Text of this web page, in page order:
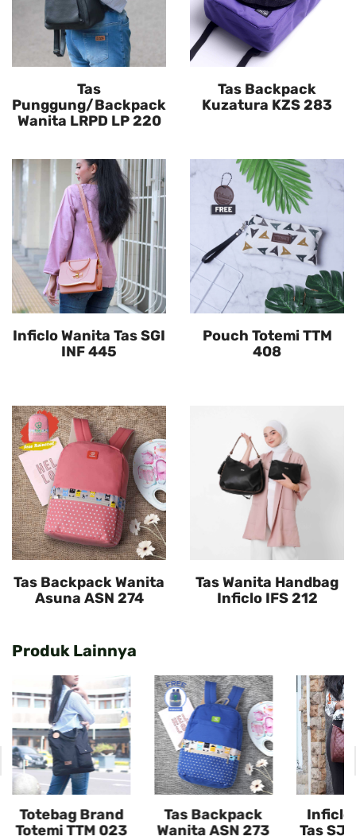
Tas
Punggung/Backpack
Wanita LRPD LP 220
Tas Backpack
Kuzatura KZS 283
Inficlo Wanita Tas SGI
INF 445
Pouch Totemi TTM
408
Tas Backpack Wanita
Asuna ASN 274
Tas Wanita Handbag
Inficlo IFS 212
Produk Lainnya
Totebag Brand
Totemi TTM 023
Tas Backpack
Wanita ASN 273
Inficlo
Tas